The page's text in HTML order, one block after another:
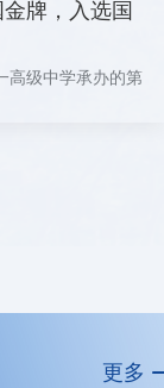
牌，入选国
高级中学承办的第
更多